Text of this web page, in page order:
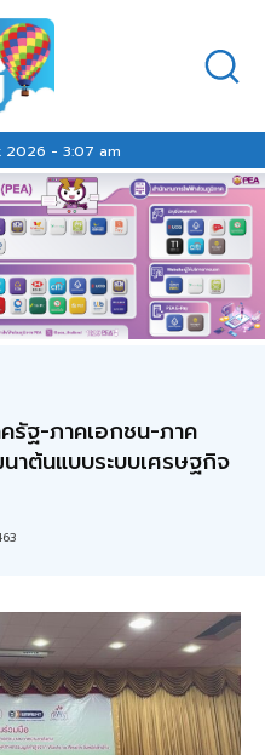
2026 - 3:07 am
รัฐ-ภาคเอกชน-ภาค
าต้นแบบระบบเศรษฐกิจ